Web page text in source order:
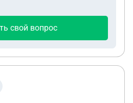
свой вопрос